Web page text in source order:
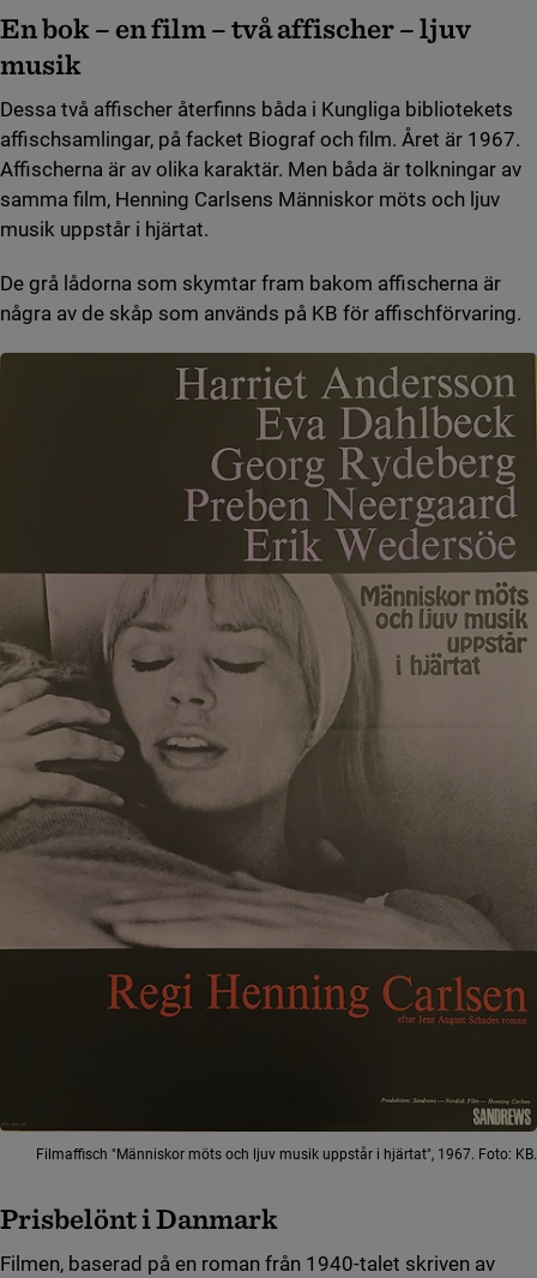
En bok– en film–två affischer–ljuv
musik
Dessa två affischer återfinns båda i Kungliga bibliotekets
affischsamlingar, på facket Biograf och film. Året är 1967.
Affischerna är av olika karaktär. Men båda är tolkningar av
samma film, Henning Carlsens Människor möts och ljuv
musik uppstår i hjärtat.
De grå lådorna som skymtar fram bakom affischerna är
några av de skåp som används på KB för affischförvaring.
Filmaffisch "Människor möts och ljuv musik uppstår i hjärtat", 1967. Foto: KB.
Prisbelönt i Danmark
Filmen, baserad på en roman från 1940-talet skriven av